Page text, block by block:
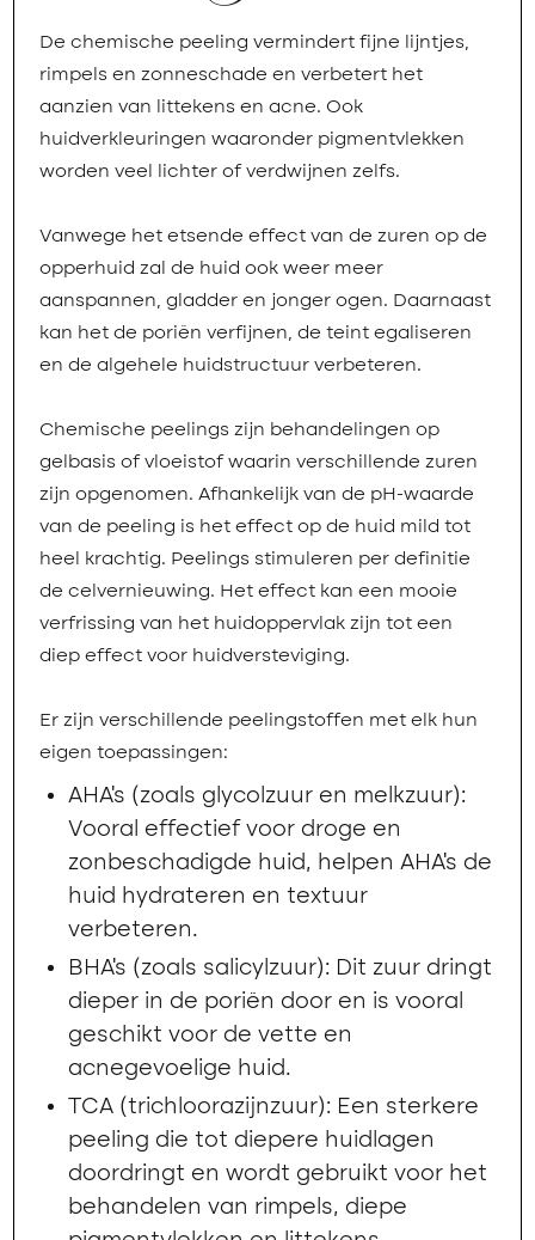
De chemische peeling vermindert fijne lijntjes,
rimpels en zonneschade en verbetert het
aanzien van littekens en acne. Ook
huidverkleuringen waaronder pigmentvlekken
worden veel lichter of verdwijnen zelfs.
Vanwege het etsende effect van de zuren op de
opperhuid zal de huid ook weer meer
aanspannen, gladder en jonger ogen. Daarnaast
kan het de poriën verfijnen, de teint egaliseren
en de algehele huidstructuur verbeteren.
Chemische peelings zijn behandelingen op
gelbasis of vloeistof waarin verschillende zuren
zijn opgenomen. Afhankelijk van de pH-waarde
van de peeling is het effect op de huid mild tot
heel krachtig. Peelings stimuleren per definitie
de celvernieuwing. Het effect kan een mooie
verfrissing van het huidoppervlak zijn tot een
diep effect voor huidversteviging.
Er zijn verschillende peelingstoffen met elk hun
eigen toepassingen:
AHA’s (zoals glycolzuur en melkzuur):
Vooral effectief voor droge en
zonbeschadigde huid, helpen AHA’s de
huid hydrateren en textuur
verbeteren.
BHA’s (zoals salicylzuur): Dit zuur dringt
dieper in de poriën door en is vooral
geschikt voor de vette en
acnegevoelige huid.
TCA (trichloorazijnzuur): Een sterkere
peeling die tot diepere huidlagen
doordringt en wordt gebruikt voor het
behandelen van rimpels, diepe